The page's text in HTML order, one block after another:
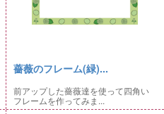
薔薇のフレーム(緑)...
前アップした薔薇達を使って四角い
フレームを作ってみま...